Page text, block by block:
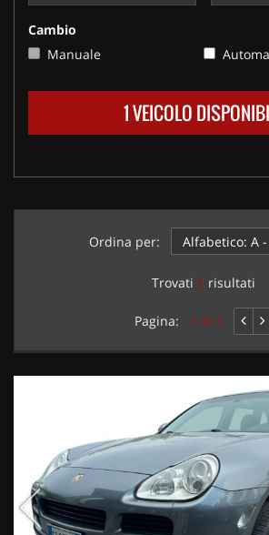
Cambio
Manuale
1 VEICOLO
Ordina per:
Trovati 1 risultati
Pagina: 1 di 1